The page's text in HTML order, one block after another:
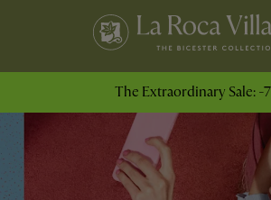
The Extraordinary Sale: -